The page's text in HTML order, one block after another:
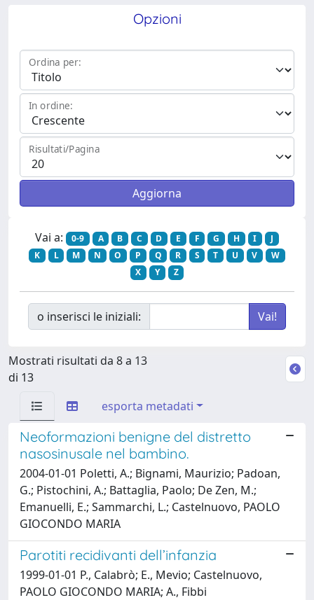
Opzioni
Ordina per:
In ordine:
Risultati/Pagina
Vai a: 0-9 A B C D E F G H I
J
K
L M N O P Q R S T U V
W
X
Y Z
o inserisci le iniziali:
Mostrati risultati da 8 a 13
di 13
esporta metadati
Neoformazioni benigne del distretto
nasosinusale nel bambino.
2004-01-01 Poletti, A.; Bignami, Maurizio; Padoan,
G.; Pistochini, A.; Battaglia, Paolo; De Zen, M.;
Emanuelli, E.; Sammarchi, L.; Castelnuovo, PAOLO
GIOCONDO MARIA
Parotiti recidivanti dell’infanzia
1999-01-01 P., Calabrò; E., Mevio; Castelnuovo,
PAOLO GIOCONDO MARIA; A., Fibbi